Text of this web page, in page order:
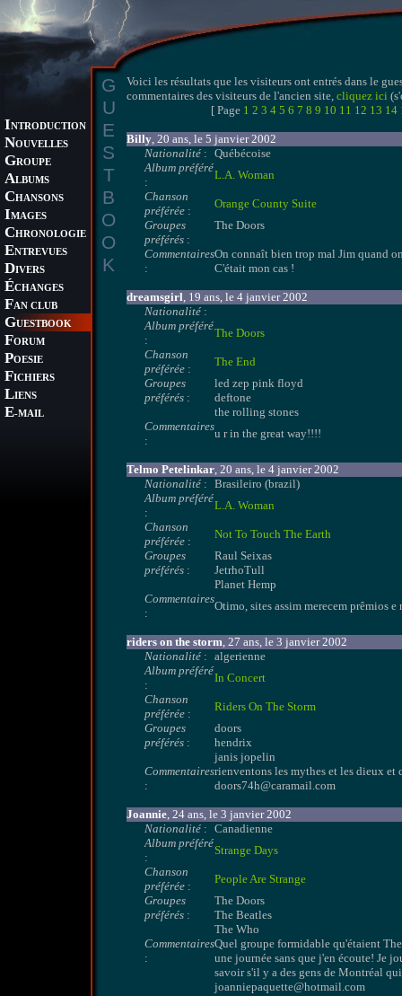
INTRODUCTION
NOUVELLES
GROUPE
ALBUMS
CHANSONS
IMAGES
CHRONOLOGIE
ENTREVUES
DIVERS
ÉCHANGES
FAN CLUB
GUESTBOOK
FORUM
POESIE
FICHIERS
LIENS
E-MAIL
G
U
E
S
T
B
O
O
K
Voici les résultats que les visiteurs ont entrés dans le
commentaires des visiteurs de l'ancien site, cliquez ici
[ Page 1 2 3 4 5 6 7 8 9 10 11 12 13 14
Billy, 20 ans, le 5 janvier 2002
Nationalité : Québécoise
Album préféré
:
L.A. Woman
Chanson
préférée :
Orange County Suite
Groupes
préférés :
The Doors
Commentaires
:
On connaît bien trop mal Jim quand
C'était mon cas !
dreamsgirl, 19 ans, le 4 janvier 2002
Nationalité :
Album préféré
:
The Doors
Chanson
préférée :
The End
Groupes
préférés :
led zep pink floyd
deftone
the rolling stones
Commentaires
:
u r in the great way!!!!
Telmo Petelinkar, 20 ans, le 4 janvier 2002
Nationalité : Brasileiro (brazil)
Album préféré
:
L.A. Woman
Chanson
préférée :
Not To Touch The Earth
Groupes
préférés :
Raul Seixas
JetrhoTull
Planet Hemp
Commentaires
:
Otimo, sites assim merecem prêmios
riders on the storm, 27 ans, le 3 janvier 2002
Nationalité : algerienne
Album préféré
:
In Concert
Chanson
préférée :
Riders On The Storm
Groupes
préférés :
doors
hendrix
janis jopelin
Commentaires
:
rienventons les mythes et les dieux et
doors74h@caramail.com
Joannie, 24 ans, le 3 janvier 2002
Nationalité : Canadienne
Album préféré
:
Strange Days
Chanson
préférée :
People Are Strange
Groupes
préférés :
The Doors
The Beatles
The Who
Commentaires
:
Quel groupe formidable qu'étaient
une journée sans que j'en écoute! Je
savoir s'il y a des gens de Montréal
joanniepaquette@hotmail.com